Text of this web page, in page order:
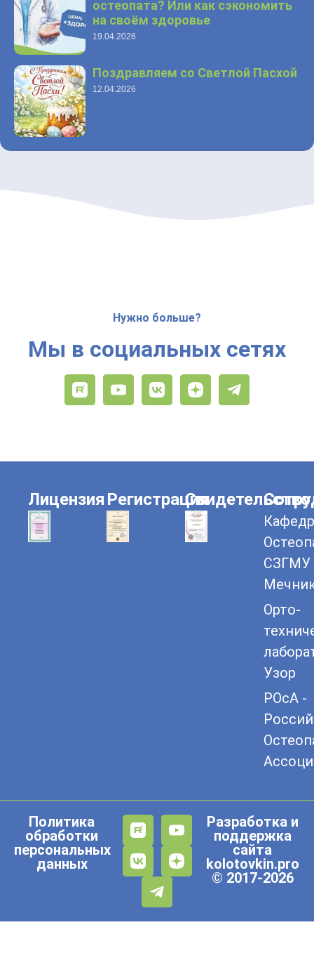
остеопата? Или как сэкономить
на своём здоровье
19.04.2026
Поздравляем со Светлой Пасхой
12.04.2026
Нужно больше?
Мы в социальных сетях
Лицензия РегистрацияСвидетельство
СЗГМУ
Орто-
Узор
РОсА -
Политика
обработки
персональных
данных
Разработка и
поддержка
сайта
kolotovkin.pro
© 2017-2026